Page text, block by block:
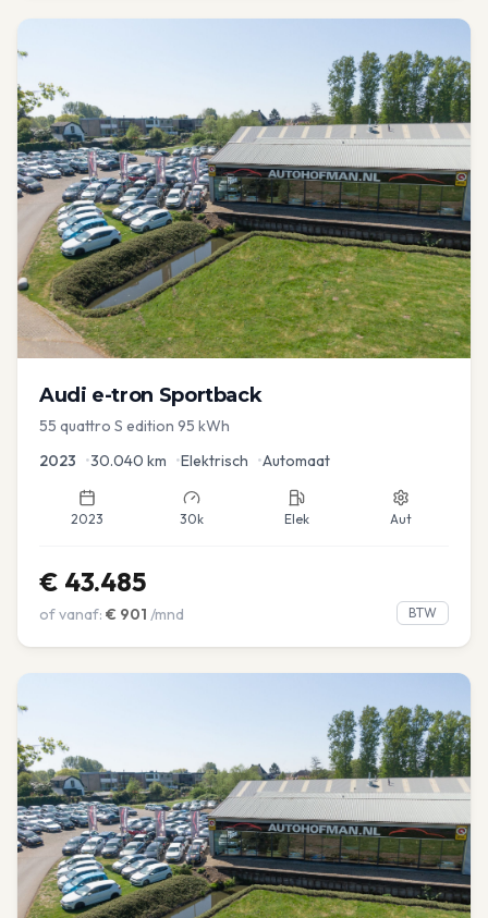
Audi e-tron Sportback
55 quattro S edition 95 kWh
2023 •30.040 km •Elektrisch •Automaat
2023 30k Elek Aut
€ 43.485
of vanaf: € 901 /mnd BTW